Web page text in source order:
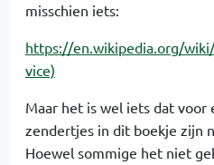
misschien iets:
https://en.wikipedia.org/
vice)
Maar het is wel iets dat voor
zendertjes in dit boekje zijn
Hoewel sommige het niet